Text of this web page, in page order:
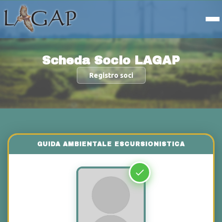
Scheda Socio LAGAP
Registro soci